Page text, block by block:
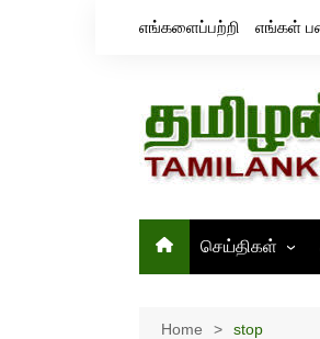
எங்களைப்பற்றி எங்கள்
செய்திகள்
இந்தியா
Home stop